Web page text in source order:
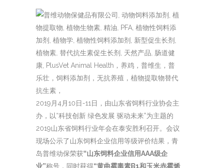
2019月4月10日-11日，由山东省饲料行业协会主
办，以“科技创新 绿色发展 驱动未来”为主题的
2019山东省饲料行业年会在泰安胜利召开。会议
现场公示了山东饲料企业信用等级评价结果，青
岛普维动保荣获“山东饲料企业信用AAA级企
业”称号，同时获得“黄曲霉毒素B1和玉米赤霉烯